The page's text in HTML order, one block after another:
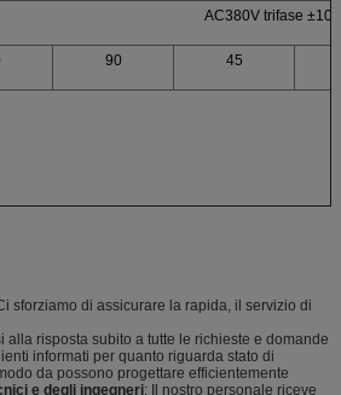
AC380V trifase
90 45
sforziamo di assicurare la rapida, il servizio di
alla risposta subito a tutte le richieste e domande
informati per quanto riguarda stato di
da possono progettare efficientemente
e degli ingegneri: Il nostro personale riceve